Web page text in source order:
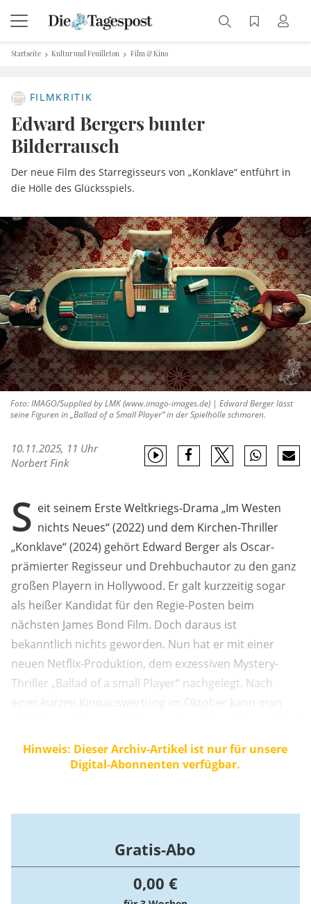
Startseite Kultur und Feuilleton Film & Kino
FILMKRITIK
Edward Bergers bunter
Bilderrausch
Der neue Film des Starregisseurs von „Konklave“ entführt in
die Hölle des Glücksspiels.
Foto: IMAGO/Supplied by LMK (www.imago-images.de) | Edward Berger lässt
seine Figuren in „Ballad of a Small Player“ in der Spielhölle schmoren.
10.11.2025, 11 Uhr
Norbert Fink
S eit seinem Erste Weltkriegs-Drama „Im Westen
nichts Neues“ (2022) und dem Kirchen-Thriller
„Konklave“ (2024) gehört Edward Berger als Oscar-
prämierter Regisseur und Drehbuchautor zu den ganz
großen Playern in Hollywood. Er galt kurzzeitig sogar
als heißer Kandidat für den Regie-Posten beim
nächsten James Bond Film. Doch daraus ist
bekanntlich nichts geworden. Nun hat er mit einer
neuen Netflix-Produktion, dem exzessiven Mystery-
Thriller „Ballad of a small Player“ nachgelegt. Nach
einer kurzen Kinoauswertung im Oktober kann man
Netflix anschauen. Doch kann er mit seinem neuesten
Werk an die großen Erfolge seiner beiden
Hinweis: Dieser Archiv-Artikel ist nur für unsere
Digital-Abonnenten verfügbar.
Gratis-Abo
0,00 €